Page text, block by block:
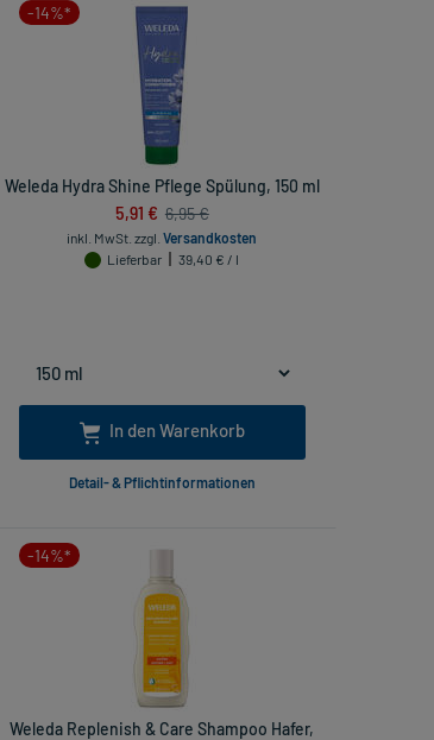
-14%*
Weleda Hydra Shine Pflege Spülung, 150 ml
5,91 € 6,95 €
inkl. MwSt. zzgl.Versandkosten
Lieferbar
39,40 € / l
In den Warenkorb
Detail- & Pflichtinformationen
-14%*
Weleda Replenish & Care Shampoo Hafer,